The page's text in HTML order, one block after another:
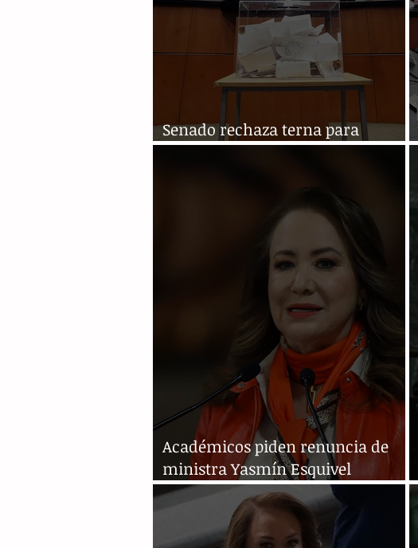
Senado rechaza terna para
designar ministra de la Corte
Académicos piden renuncia de
ministra Yasmín Esquivel
acusada de plagio